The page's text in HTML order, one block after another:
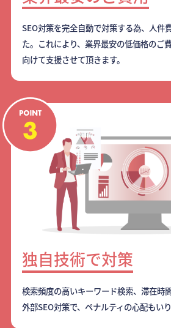
SEO対策を完全自動で対策する為、人件
た。これにより、業界最安の低価格のご
向けて支援させて頂きます。
独自技術で対策
検索頻度の高いキーワード検索、滞在時
外部SEO対策で、ペナルティの心配もいり